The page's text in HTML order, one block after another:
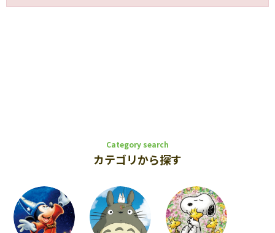
Category search
カテゴリから探す